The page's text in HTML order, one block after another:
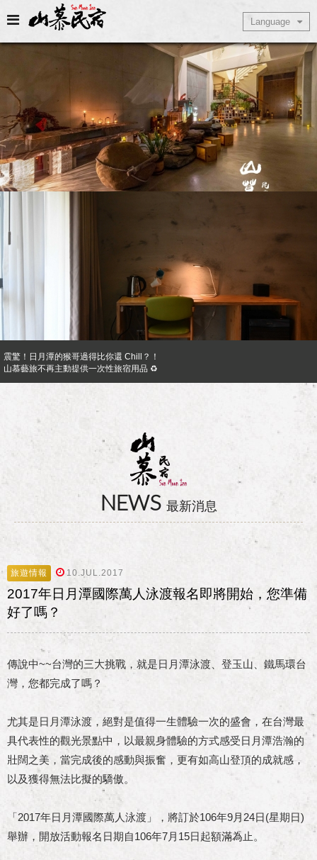
Language
Select Language
震驚！日月潭的猴哥過得比你還 Chill？！
山慕藝旅不再主動提供一次性旅宿用品 ♻︎
日月潭山慕民宿超挺你，官網訂房獨享優惠專案！！ Preferential Program that you
NEWS 最新消息
旅遊情報 10.JUL.2017
2017年日月潭國際萬人泳渡報名即將開始，您準備
好了嗎？
傳說中~~台灣的三大挑戰，就是日月潭泳渡、登玉山、鐵馬環台
灣，您都完成了嗎？
尤其是日月潭泳渡，絕對是值得一生體驗一次的盛會，在台灣最
具代表性的觀光景點中，以最親身體驗的方式感受日月潭浩瀚的
壯闊之美，當完成後的感動與振奮，更有如高山登頂的成就感，
以及獲得無法比擬的驕傲。
「2017年日月潭國際萬人泳渡」，將訂於106年9月24日(星期日)
舉辦，開放活動報名日期自106年7月15日起額滿為止。